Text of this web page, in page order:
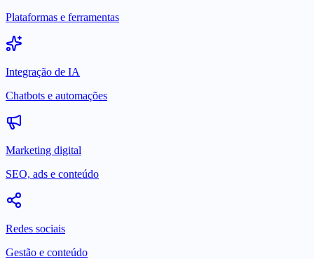
Plataformas e ferramentas
Integração de IA
Chatbots e automações
Marketing digital
SEO, ads e conteúdo
Redes sociais
Gestão e conteúdo